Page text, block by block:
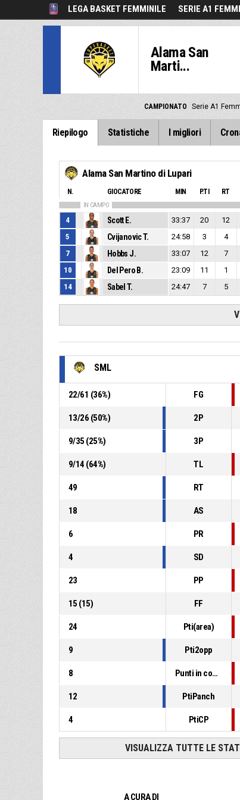
LEGA BASKET FEMMINILE SERIE A1
Alama San
Marti...
CAMPIONATO Serie A1
Riepilogo Statistiche I migliori
Alama San Martino di Lupari
N. GIOCATORE MIN P.TI RT
IN CAMPO
4 Scott E. 33:37 20 12
5
Cvijanovic T. 24:58 3 4
7
Hobbs J. 33:07 12 7
10
Del Pero B. 23:09 11 1
14
Sabel T. 24:47 7 5
SML
22/61 (36%) FG
13/26 (50%) 2P
9/35 (25%) 3P
9/14 (64%) TL
49 RT
18 AS
6 PR
4 SD
23 PP
15 (15) FF
24 Pti(area)
9 Pti2opp
8 Punti in contropiede
12 PtiPanch
4 PtiCP
VISUALIZZA TUTTE LE
A CURA DI